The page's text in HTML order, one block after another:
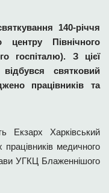
140-річчя
центру Північного
госпіталю). З цієї
святковий
працівників та
Екзарх Харківський
медичного
УГКЦ Блаженнішого